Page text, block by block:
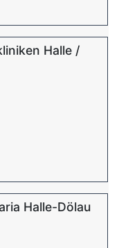
Halle /
Halle-Dölau